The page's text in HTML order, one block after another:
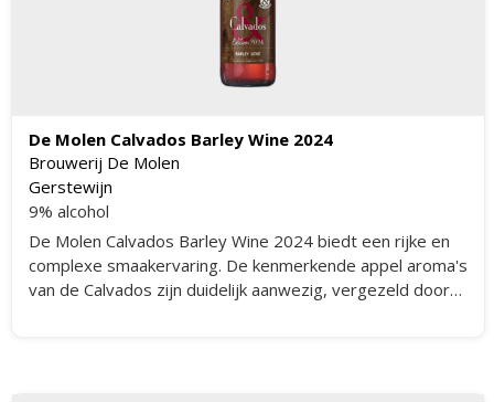
De Molen Calvados Barley Wine 2024
Brouwerij De Molen
Gerstewijn
9% alcohol
De Molen Calvados Barley Wine 2024 biedt een rijke en
complexe smaakervaring. De kenmerkende appel aroma's
van de Calvados zijn duidelijk aanwezig, vergezeld door